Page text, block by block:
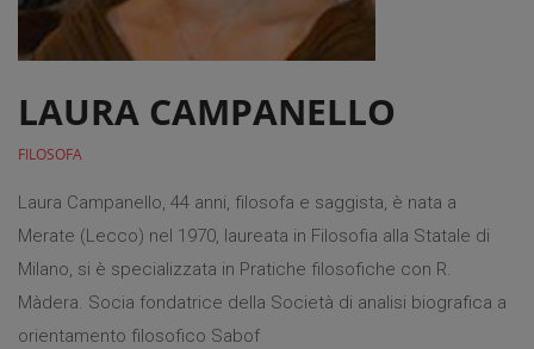
LAURA CAMPANELLO
FILOSOFA
Laura Campanello, 44 anni, filosofa e saggista, è nata a
Merate (Lecco) nel 1970, laureata in Filosofia alla Statale di
Milano, si è specializzata in Pratiche filosofiche con R.
Màdera. Socia fondatrice della Società di analisi biografica a
orientamento filosofico Sabof